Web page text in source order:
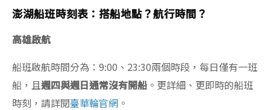
澎湖船班時刻表：搭船地點？航行時間？
高雄啟航
船班啟航時間分為：9:00、23:30兩個時段，每日僅有一班
船，且週四與週日通常沒有開船 。更詳細、更即時的船班
時刻，請詳閱臺華輪官網 。